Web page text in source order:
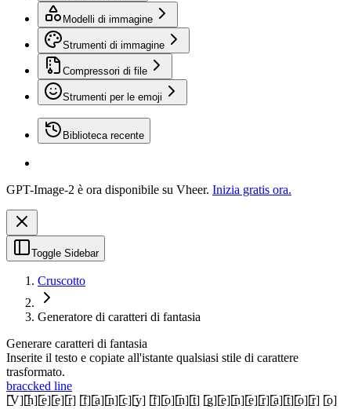
Modelli di immagine
Strumenti di immagine
Compressori di file
Strumenti per le emoji
Biblioteca recente
GPT-Image-2 è ora disponibile su Vheer. Inizia gratis ora.
Toggle Sidebar
Cruscotto
Generatore di caratteri di fantasia
Generare caratteri di fantasia
Inserite il testo e copiate all'istante qualsiasi stile di carattere
trasformato.
braccked line
[̲̅V][̲̅h][̲̅e][̲̅e][̲̅r] [̲̅f][̲̅a][̲̅n][̲̅c][̲̅y] [̲̅f][̲̅o][̲̅n][̲̅t] [̲̅g][̲̅e][̲̅n][̲̅e][̲̅r][̲̅a][̲̅t][̲̅o][̲̅r] [̲̅o]